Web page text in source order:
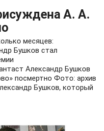
А. А.
месяцев:
Бушков стал
Александр Бушков
посмертно Фото: архив
Бушков, который